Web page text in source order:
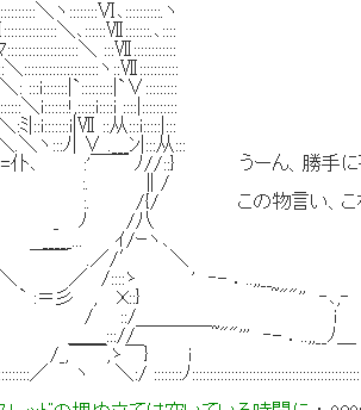
＼ヽ::::::::Ⅵ､::::::::::.ヽ
＼､::::::Ⅶ:::::::.､::::
::::::::::::::::::::＼ :::Ⅶ::::::::::::
:::::::::::::::::::::ヽ::Ⅶ:::::::::::
: :::i:::::::|`:::::::::|`∨:::::::::
＼i:::::::!,:::::i::::i ::::|::::::::::
:ﾐ|::i:::::::i|Ⅶ ::从:::i:::::|:::
ヽ:::ﾉ| ∨ .___ﾝ|:::从:::
仆､ :'￣￣ ﾉ//::} うーん、勝手に茶
:i :. ∥/
:. /{/ この物言い、これは間
ヽ _ ﾉ /八
_____... ｲ/ｰヽ､
￣￣ .／/′ ＼
／ /::::ゝ ' ‐- ．..,,__
` :＝彡 , Ｘ::} ~""'' ‐､,‐
/ ::/ i
::://￣￣￣￣~""''' ‐- ．..,,__ﾉ＿
￣￣,ゝ￣} i
＼:/ ::::::::ﾉ:::::::::::::::::::::::::::::::::::::::::::::::